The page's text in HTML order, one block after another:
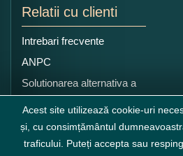
Relatii cu clienti
Intrebari frecvente
ANPC
Solutionarea alternativa a
litigiilor
Acest site utilizează cookie-uri
și, cu consimțământul
traficului. Puteți accepta sau